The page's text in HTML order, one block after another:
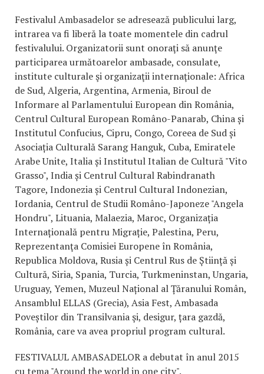
Festivalul Ambasadelor se adresează publicului larg,
intrarea va fi liberă la toate momentele din cadrul
festivalului. Organizatorii sunt onoraţi să anunţe
participarea următoarelor ambasade, consulate,
institute culturale şi organizaţii internaţionale: Africa
de Sud, Algeria, Argentina, Armenia, Biroul de
Informare al Parlamentului European din România,
Centrul Cultural European Româno-Panarab, China și
Institutul Confucius, Cipru, Congo, Coreea de Sud și
Asociația Culturală Sarang Hanguk, Cuba, Emiratele
Arabe Unite, Italia și Institutul Italian de Cultură "Vito
Grasso", India și Centrul Cultural Rabindranath
Tagore, Indonezia și Centrul Cultural Indonezian,
Iordania, Centrul de Studii Româno-Japoneze "Angela
Hondru", Lituania, Malaezia, Maroc, Organizația
Internațională pentru Migrație, Palestina, Peru,
Reprezentanţa Comisiei Europene în România,
Republica Moldova, Rusia și Centrul Rus de Știință și
Cultură, Siria, Spania, Turcia, Turkmeninstan, Ungaria,
Uruguay, Yemen, Muzeul Național al Țăranului Român,
Ansamblul ELLAS (Grecia), Asia Fest, Ambasada
Poveștilor din Transilvania şi, desigur, țara gazdă,
România, care va avea propriul program cultural.
FESTIVALUL AMBASADELOR a debutat în anul 2015
cu tema "Around the world in one city".